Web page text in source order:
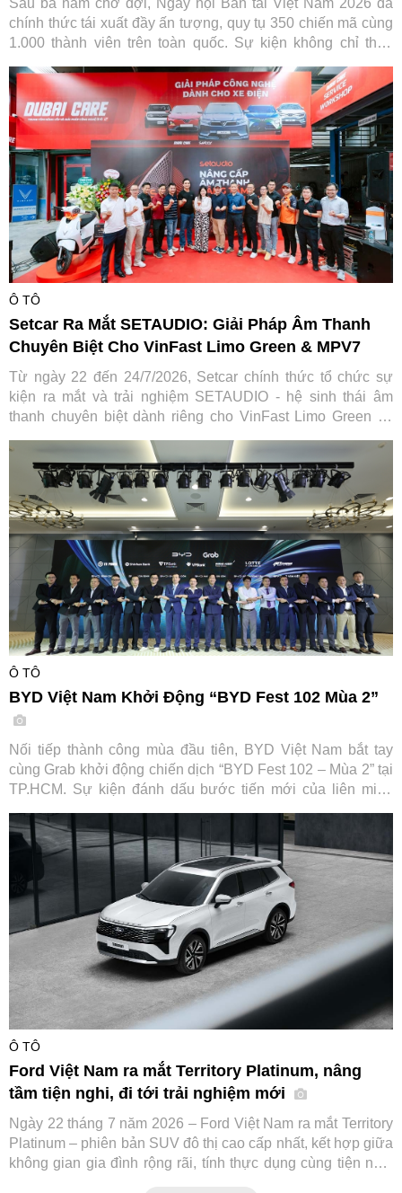
chính thức tái xuất đầy ấn tượng, quy tụ 350 chiến mã cùng
1.000 thành viên trên toàn quốc. Sự kiện không chỉ thỏa
Việt Nam trong hành trình gắn kết và lan tỏa giá trị tích cực
cho cộng đồng.
Ô TÔ
Setcar Ra Mắt SETAUDIO: Giải Pháp Âm Thanh
Chuyên Biệt Cho VinFast Limo Green & MPV7
Từ ngày 22 đến 24/7/2026, Setcar chính thức tổ chức sự
kiện ra mắt và trải nghiệm SETAUDIO - hệ sinh thái âm
thanh chuyên biệt dành riêng cho VinFast Limo Green và
cũ đổi mới" tiết kiệm tới 7,2 triệu đồng.
Ô TÔ
BYD Việt Nam Khởi Động “BYD Fest 102 Mùa 2”
Nối tiếp thành công mùa đầu tiên, BYD Việt Nam bắt tay
cùng Grab khởi động chiến dịch “BYD Fest 102 – Mùa 2” tại
TP.HCM. Sự kiện đánh dấu bước tiến mới của liên minh
đẩy chuyển đổi xanh cho ngành vận tải dịch vụ tại Việt Nam.
Ô TÔ
Ford Việt Nam ra mắt Territory Platinum, nâng
tầm tiện nghi, đi tới trải nghiệm mới
Ngày 22 tháng 7 năm 2026 – Ford Việt Nam ra mắt Territory
Platinum – phiên bản SUV đô thị cao cấp nhất, kết hợp giữa
không gian gia đình rộng rãi, tính thực dụng cùng tiện nghi